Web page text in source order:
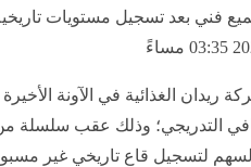
فني بعد تسجيل مستويات
الغذائية في الآونة الأخيرة
التدريجي؛ وذلك عقب سلسلة
السهم لتسجيل قاع تاريخي غير